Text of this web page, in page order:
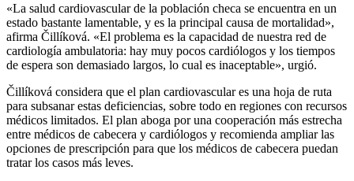
«La salud cardiovascular de la población checa se encuentra en un
estado bastante lamentable, y es la principal causa de mortalidad»,
afirma Čillíková. «El problema es la capacidad de nuestra red de
cardiología ambulatoria: hay muy pocos cardiólogos y los tiempos
de espera son demasiado largos, lo cual es inaceptable», urgió.
Čillíková considera que el plan cardiovascular es una hoja de ruta
para subsanar estas deficiencias, sobre todo en regiones con recursos
médicos limitados. El plan aboga por una cooperación más estrecha
entre médicos de cabecera y cardiólogos y recomienda ampliar las
opciones de prescripción para que los médicos de cabecera puedan
tratar los casos más leves.